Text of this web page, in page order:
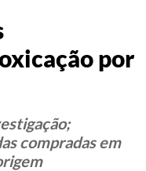
por
compradas em